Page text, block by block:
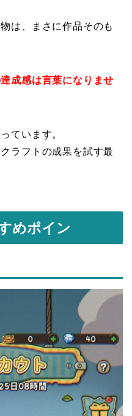
は、まさに作品そのも
成感は言葉になりませ
ています。
ラフトの成果を試す最
めポイン